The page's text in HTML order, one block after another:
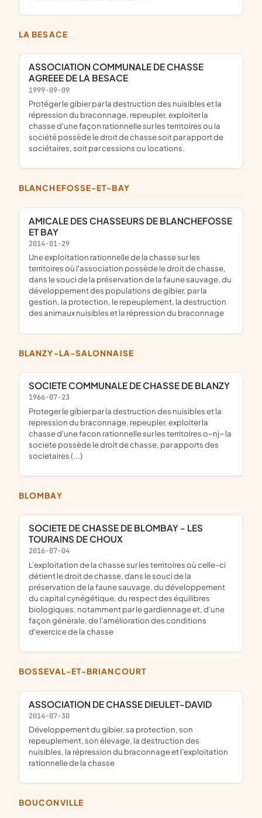
LA BESACE
ASSOCIATION COMMUNALE DE CHASSE
AGREEE DE LA BESACE
1999-09-09
protéger le gibier par la destruction des nuisibles et la
répression du braconnage, repeupler, exploiter la
chasse d'une façon rationnelle sur les territoires ou la
société possède le droit de chasse soit par apport de
sociétaires, soit par cessions ou locations.
BLANCHEFOSSE-ET-BAY
AMICALE DES CHASSEURS DE BLANCHEFOSSE
ET BAY
2014-01-29
une exploitation rationnelle de la chasse sur les
territoires où l'association possède le droit de chasse,
dans le souci de la préservation de la faune sauvage, du
développement des populations de gibier, par la
gestion, la protection, le repeuplement, la destruction
des animaux nuisibles et la répression du braconnage
BLANZY-LA-SALONNAISE
SOCIETE COMMUNALE DE CHASSE DE BLANZY
1966-07-23
proteger le gibier par la destruction des nuisibles et la
repression du braconnage, repeupler, exploiter la
chasse d'une facon rationnelle sur les territoires o~nj~ la
societe possède le droit de chasse, par apports des
societaires (...)
BLOMBAY
SOCIETE DE CHASSE DE BLOMBAY - LES
TOURAINS DE CHOUX
2016-07-04
l'exploitation de la chasse sur les territoires où celle-ci
détient le droit de chasse, dans le souci de la
préservation de la faune sauvage, du développement
du capital cynégétique, du respect des équilibres
biologiques, notamment par le gardiennage et, d'une
façon générale, de l'amélioration des conditions
d'exercice de la chasse
BOSSEVAL-ET-BRIANCOURT
ASSOCIATION DE CHASSE DIEULET-DAVID
2014-07-30
développement du gibier, sa protection, son
repeuplement, son élevage, la destruction des
nuisibles, la répression du braconnage et l'exploitation
rationnelle de la chasse
BOUCONVILLE